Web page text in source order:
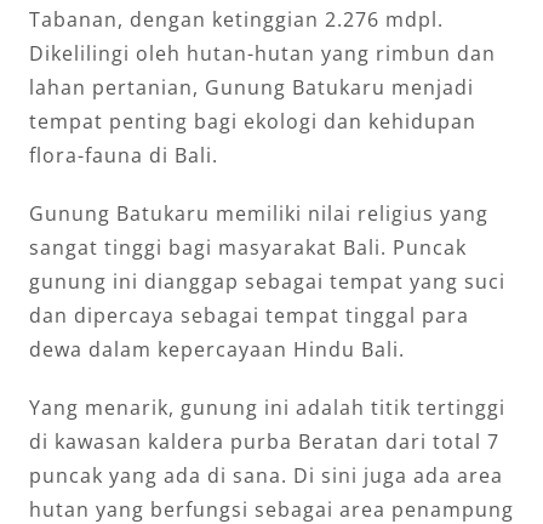
Tabanan, dengan ketinggian 2.276 mdpl.
Dikelilingi oleh hutan-hutan yang rimbun dan
lahan pertanian, Gunung Batukaru menjadi
tempat penting bagi ekologi dan kehidupan
flora-fauna di Bali.
Gunung Batukaru memiliki nilai religius yang
sangat tinggi bagi masyarakat Bali. Puncak
gunung ini dianggap sebagai tempat yang suci
dan dipercaya sebagai tempat tinggal para
dewa dalam kepercayaan Hindu Bali.
Yang menarik, gunung ini adalah titik tertinggi
di kawasan kaldera purba Beratan dari total 7
puncak yang ada di sana. Di sini juga ada area
hutan yang berfungsi sebagai area penampung